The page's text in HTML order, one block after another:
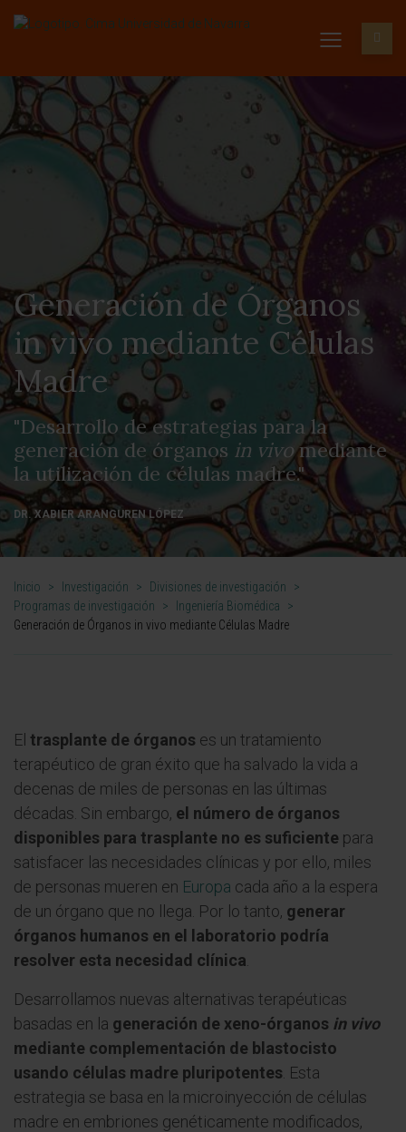
Generación de Órganos
in vivo mediante Células
Madre
"Desarrollo de estrategias para la
generación de órganos in vivomediante
la utilización de células madre."
DR. XABIER ARANGUREN LÓPEZ
Inicio > Investigación > Divisiones de investigación
>
Programas de investigación
> Ingeniería Biomédica
>
Generación de Órganos in vivo mediante Células Madre
El trasplante de órganos es un tratamiento
terapéutico de gran éxito que ha salvado la vida a
decenas de miles de personas en las últimas
décadas. Sin embargo, el número de órganos
disponibles para trasplante no es suficiente para
satisfacer las necesidades clínicas y por ello, miles
de personas mueren en Europa cada año a la espera
de un órgano que no llega. Por lo tanto, generar
órganos humanos en el laboratorio podría
resolver esta necesidad clínica
Desarrollamos nuevas alternativas terapéuticas
basadas en la generación de xeno-órganos in vivo
mediante complementación de blastocisto
usando células madre pluripotentes . Esta
estrategia se basa en la microinyección de células
madre en embriones genéticamente modificados,